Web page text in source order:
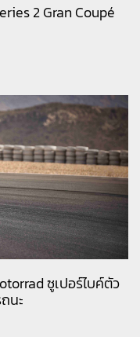
2 Gran Coupé
ซูเปอร์ไบค์ตัว
นะ